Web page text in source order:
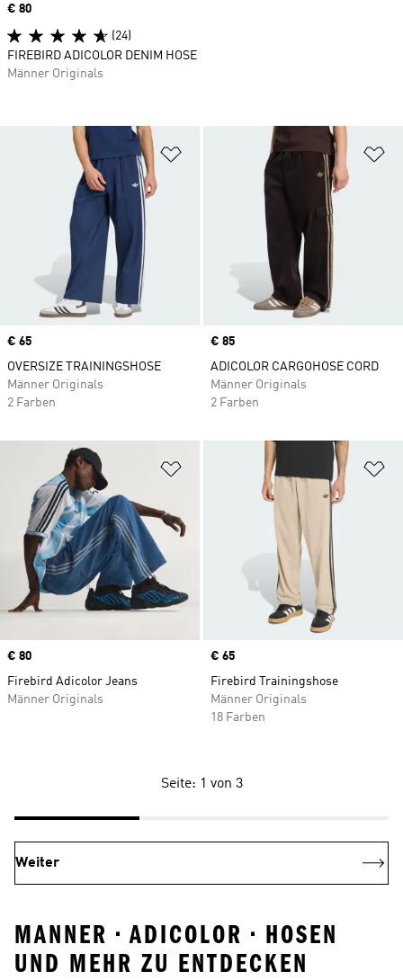
Zur Wunschliste hinzufügen
Price
€ 65
OVERSIZE TRAININGSHOSE
Männer Originals
2 Farben
Price
€ 85
ADICOLOR CARGOHOSE CORD
Männer Originals
2 Farben
Zur Wunschliste hinzufügen
Price
€ 80
Firebird Adicolor Jeans
Männer Originals
Price
€ 65
Firebird Trainingshose
Männer Originals
18 Farben
Price
€ 80
(24)
FIREBIRD ADICOLOR DENIM HOSE
Männer Originals
Seite: 1 von 3
Weiter
MANNER • ADICOLOR • HOSEN
UND MEHR ZU ENTDECKEN